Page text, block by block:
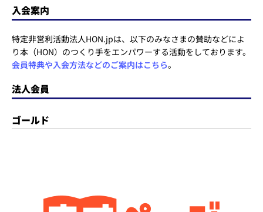
入会案内
特定非営利活動法人HON.jpは、以下のみなさまの賛助などによ
り本（HON）のつくり手をエンパワーする活動をしております。
会員特典や入会方法などのご案内はこちら。
法人会員
ゴールド